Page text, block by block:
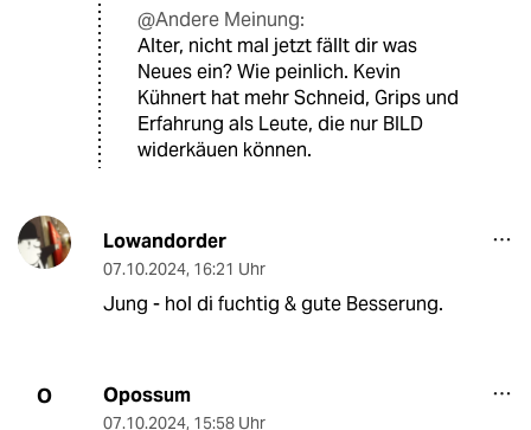
@Andere Meinung:
Alter, nicht mal jetzt fällt dir was
Neues ein? Wie peinlich. Kevin
Kühnert hat mehr Schneid, Grips und
Erfahrung als Leute, die nur BILD
widerkäuen können.
Lowandorder
07.10.2024, 16:21 Uhr
Jung - hol di fuchtig & gute Besserung.
O Opossum
07.10.2024, 15:58 Uhr